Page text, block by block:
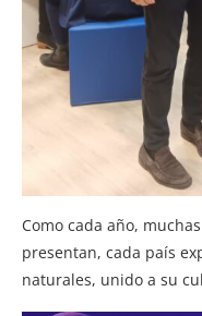
Como cada año,
presentan, cada país
naturales, unido a su